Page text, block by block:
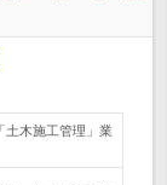
土木施工管理」業